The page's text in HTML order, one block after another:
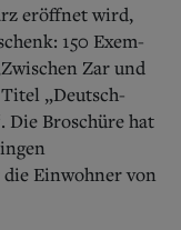
eröffnet wird,
150 Exem­
Zar und
„Deutsch-
Die Broschüre hat
die Einwohner von